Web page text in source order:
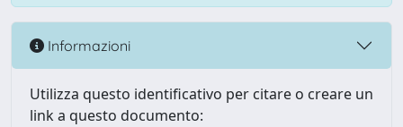
Informazioni
Utilizza questo identificativo per citare o creare un
link a questo documento: